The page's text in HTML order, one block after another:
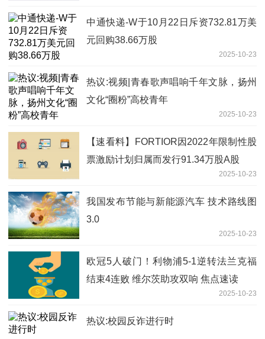
中通快递-W于10月22日斥资732.81万美
元回购38.66万股
2025-10-23
热议:视频|青春歌声唱响千年文脉，扬州
文化“圈粉”高校青年
2025-10-23
【速看料】FORTIOR因2022年限制性股
票激励计划归属而发行91.34万股A股
2025-10-23
我国发布节能与新能源汽车 技术路线图
3.0
2025-10-23
欧冠5人破门！利物浦5-1逆转法兰克福
结束4连败 维尔茨助攻双响 焦点速读
2025-10-23
热议:校园反诈进行时